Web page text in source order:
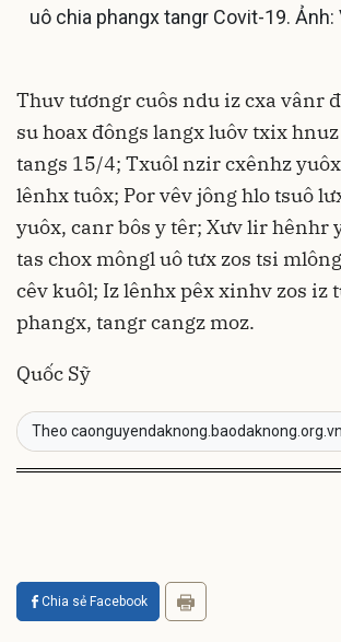
uô chia phangx tangr Covit-19. Ảnh:
Thuv tươngr cuôs ndu iz cxa vânr
su hoax đôngs langx luôv txix
tangs 15/4; Txuôl nzir cxênhz
lênhx tuôx; Por vêv jông hlo tsuô
yuôx, canr bôs y têr; Xưv lir hênhr
tas chox môngl uô tưx zos tsi
cêv kuôl; Iz lênhx pêx xinhv zos iz
phangx, tangr cangz moz.
Quốc Sỹ
Theo caonguyendaknong.baodaknong.org.vn
Chia sẻ Facebook